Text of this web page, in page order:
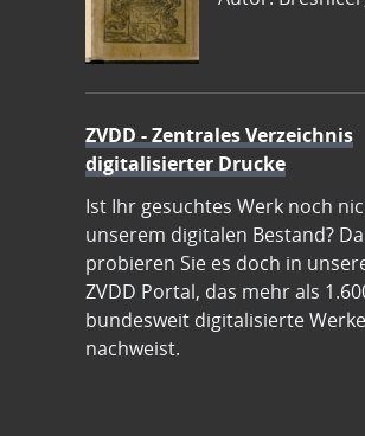
ZVDD - Zentrales Verzeichnis
digitalisierter Drucke
Ist Ihr gesuchtes Werk noch
unserem digitalen Bestand?
probieren Sie es doch in
ZVDD Portal, das mehr als
bundesweit digitalisierte Werke
nachweist.